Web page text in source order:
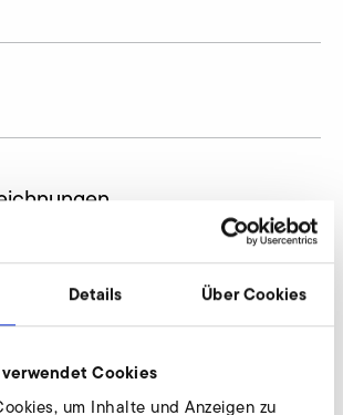
Details Über Cookies
Cookies
um Inhalte und Anzeigen zu